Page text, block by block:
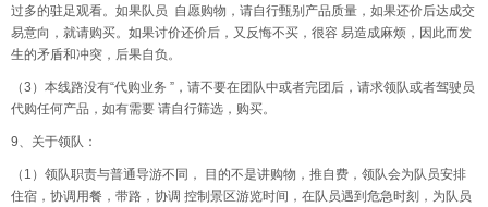
过多的驻足观看。如果队员 自愿购物，请自行甄别产品质量，如果还价后达成交
易意向，就请购买。如果讨价还价后，又反悔不买，很容 易造成麻烦，因此而发
生的矛盾和冲突，后果自负。
（3）本线路没有“代购业务 ”，请不要在团队中或者完团后，请求领队或者驾驶员
代购任何产品，如有需要 请自行筛选，购买。
9、关于领队：
（1）领队职责与普通导游不同， 目的不是讲购物，推自费，领队会为队员安排
住宿，协调用餐，带路，协调 控制景区游览时间，在队员遇到危急时刻，为队员